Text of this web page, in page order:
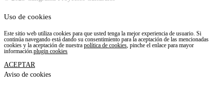
Uso de cookies
Este sitio web utiliza cookies para que usted tenga la mejor experiencia de usuario. Si
continúa navegando está dando su consentimiento para la aceptación de las mencionadas
cookies y la aceptación de nuestra política de cookies, pinche el enlace para mayor
información.plugin cookies
ACEPTAR
Aviso de cookies